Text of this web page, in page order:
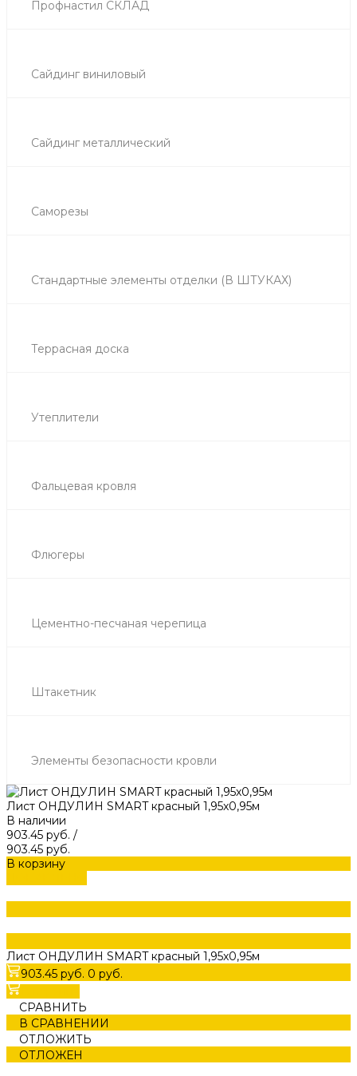
Профнастил СКЛАД
Сайдинг виниловый
Сайдинг металлический
Саморезы
Стандартные элементы отделки (В ШТУКАХ)
Террасная доска
Утеплители
Фальцевая кровля
Флюгеры
Цементно-песчаная черепица
Штакетник
Элементы безопасности кровли
Лист ОНДУЛИН SMART красный 1,95х0,95м
В наличии
903.45 руб. /
903.45 руб.
В корзину
Лист ОНДУЛИН SMART красный 1,95х0,95м
903.45 руб. 0 руб.
СРАВНИТЬ
В СРАВНЕНИИ
ОТЛОЖИТЬ
ОТЛОЖЕН